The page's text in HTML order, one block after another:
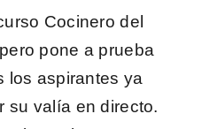
Cocinero del
pone a prueba
los aspirantes ya
su valía en directo.